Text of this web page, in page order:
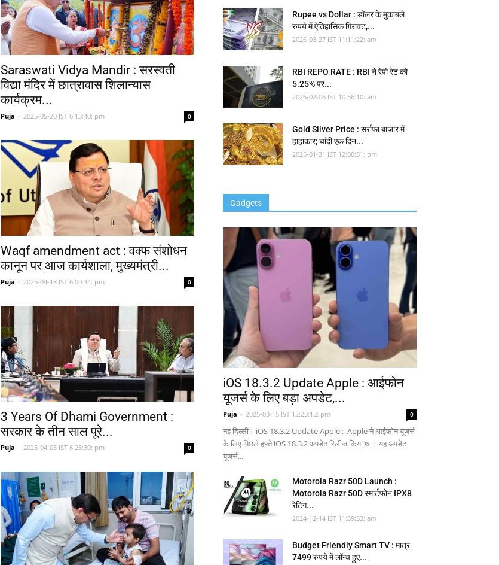
Saraswati Vidya Mandir : सरस्वती
विद्या मंदिर में छात्रावास शिलान्यास
कार्यक्रम...
Puja - 2025-05-20 IST 6:13:40: pm 0
Waqf amendment act : वक्फ संशोधन
कानून पर आज कार्यशाला, मुख्यमंत्री...
Puja - 2025-04-18 IST 6:00:34: pm 0
3 Years Of Dhami Government :
सरकार के तीन साल पूरे...
Puja - 2025-04-05 IST 6:25:30: pm 0
Rupee vs Dollar : डॉलर के मुकाबले
रुपये में ऐतिहासिक गिरावट,...
2026-03-27 IST 11:11:22: am
RBI REPO RATE : RBI ने रेपो रेट को
5.25% पर...
2026-02-06 IST 10:56:10: am
Gold Silver Price : सर्राफा बाजार में
हाहाकार; चांदी एक दिन...
2026-01-31 IST 12:00:31: pm
Gadgets
iOS 18.3.2 Update Apple : आईफोन
यूजर्स के लिए बड़ा अपडेट,...
Puja - 2025-03-15 IST 12:23:12: pm 0
नई दिल्ली। iOS 18.3.2 Update Apple : Apple ने आईफोन यूजर्स
के लिए पिछले हफ्ते iOS 18.3.2 अपडेट रिलीज किया था। यह अपडेट
यूजर्स...
Motorola Razr 50D Launch :
Motorola Razr 50D स्मार्टफोन IPX8
रेटिंग...
2024-12-14 IST 11:39:33: am
Budget Friendly Smart TV : मात्र
7499 रुपये में लॉन्च हुए...